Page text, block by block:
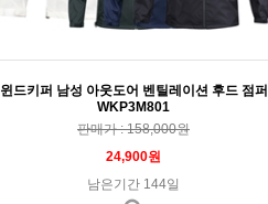
윈드키퍼 남성 아웃도어 벤틸레이션 후드 점퍼
WKP3M801
판매가 : 158,000원
24,900원
남은기간 144일